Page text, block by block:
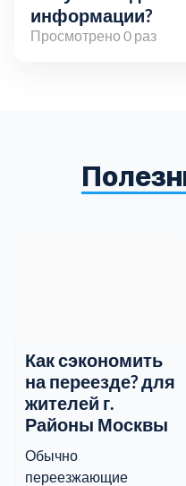
информации?
Просмотрено 0 раз
информацию.
Как сэкономить
на переезде? для
жителей г.
Районы Москвы
Обычно
переезжающие